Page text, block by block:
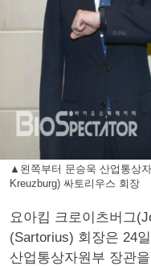
▲왼쪽부터 문승욱 산업통상
Kreuzburg) 싸토리우스 회장
요아킴 크로이츠버그
(Sartorius) 회장은 24
산업통상자원부 장관